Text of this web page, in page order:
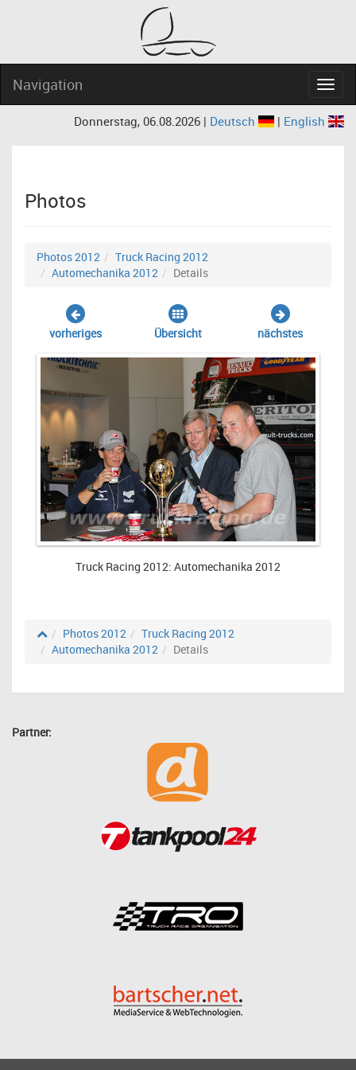
Navigation
Donnerstag, 06.08.2026 | Deutsch | English
Photos
Photos 2012
Truck Racing 2012
Automechanika 2012
Details
vorheriges Übersicht nächstes
Truck Racing 2012: Automechanika 2012
Photos 2012
Truck Racing 2012
Automechanika 2012
Details
Partner: